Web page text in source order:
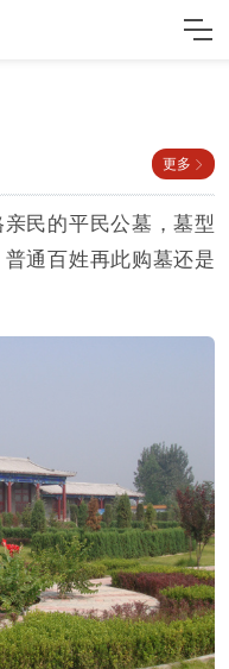
更多
民的平民公墓，墓型
通百姓再此购墓还是